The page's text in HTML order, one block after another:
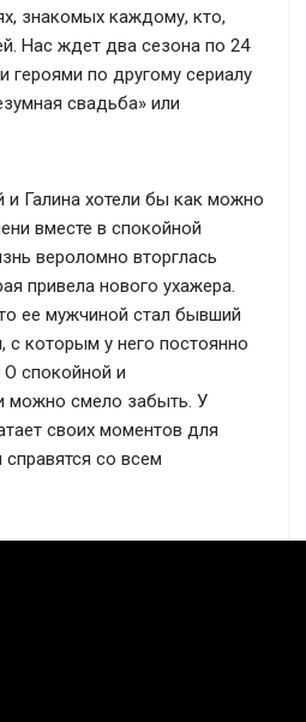
знакомых каждому, кто,
Нас ждет два сезона по 24
героями по другому сериалу
свадьба» или
и Галина хотели бы как можно
вместе в спокойной
вероломно вторглась
привела нового ухажера.
ее мужчиной стал бывший
с которым у него постоянно
спокойной и
можно смело забыть. У
своих моментов для
со всем